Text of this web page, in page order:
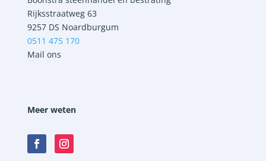
Rijksstraatweg 63
9257 DS Noardburgum
0511 475 170
Mail ons
Meer weten